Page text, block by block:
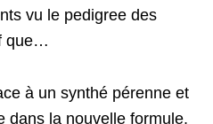
vu le pedigree des
que…
à un synthé pérenne et
dans la nouvelle formule.